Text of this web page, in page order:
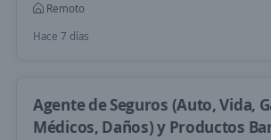
Remoto
Hace 7 días
Agente de Seguros (Auto, Vida,
Médicos, Daños) y Productos